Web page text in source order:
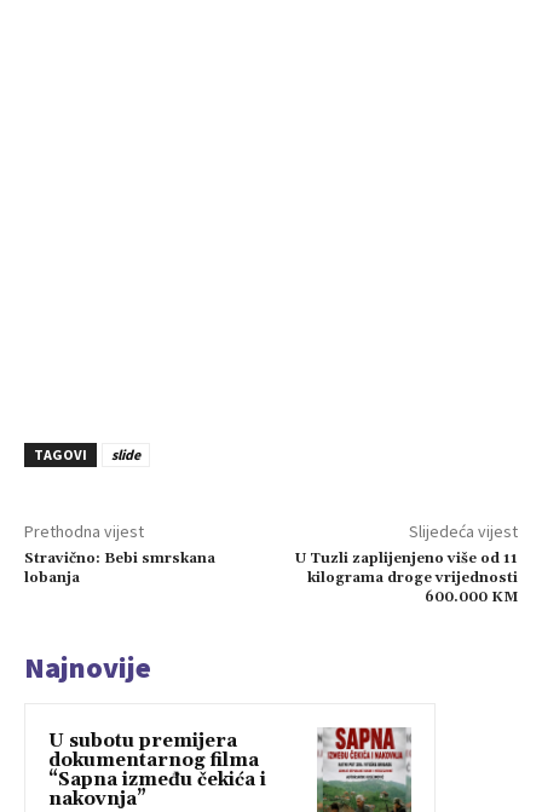
TAGOVI slide
Prethodna vijest
Stravično: Bebi smrskana
lobanja
Slijedeća vijest
U Tuzli zaplijenjeno više od 11
kilograma droge vrijednosti
600.000 KM
Najnovije
U subotu premijera
dokumentarnog filma
“Sapna između čekića i
nakovnja”